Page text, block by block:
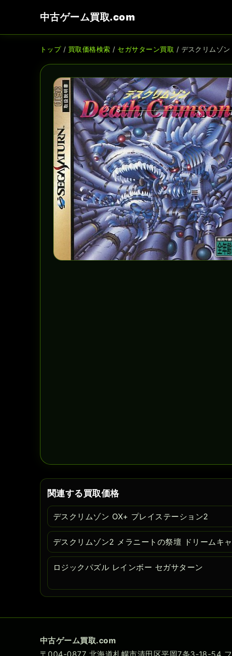
中古ゲーム買取.com
トップ/ 買取価格検索 / セガサターン買取 / デスクリムゾ
関連する買取価格
デスクリムゾン OX+ プレイステーション2
デスクリムゾン2 メラニートの祭壇 ドリームキ
ロジックパズル レインボー セガサターン
中古ゲーム買取.com
〒004-0877 北海道札幌市清田区平岡7条3-18-54